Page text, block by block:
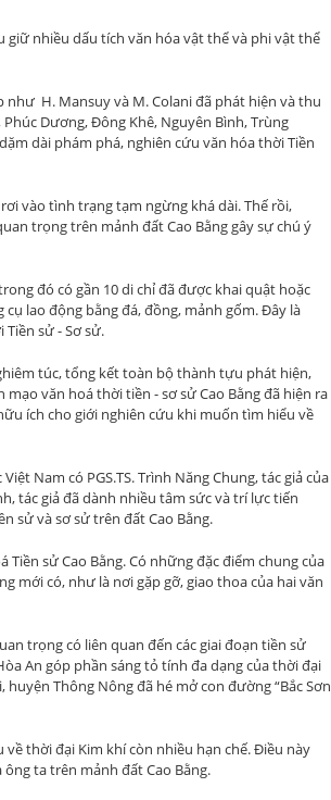
giữ nhiều dấu tích văn hóa vật thể và phi vật thể
H. Mansuy và M. Colani đã phát hiện và thu
Dương, Đông Khê, Nguyên Bình, Trùng
dài phám phá, nghiên cứu văn hóa thời Tiền
vào tình trạng tạm ngừng khá dài. Thế rồi,
trọng trên mảnh đất Cao Bằng gây sự chú ý
đó có gần 10 di chỉ đã được khai quật hoặc
lao động bằng đá, đồng, mảnh gốm. Đây là
sử - Sơ sử.
túc, tổng kết toàn bộ thành tựu phát hiện,
văn hoá thời tiền - sơ sử Cao Bằng đã hiện ra
ích cho giới nghiên cứu khi muốn tìm hiểu về
Nam có PGS.TS. Trình Năng Chung, tác giả của
tác giả đã dành nhiều tâm sức và trí lực tiến
sử và sơ sử trên đất Cao Bằng.
sử Cao Bằng. Có những đặc điểm chung của
mới có, như là nơi gặp gỡ, giao thoa của hai văn
trọng có liên quan đến các giai đoạn tiền sử
An góp phần sáng tỏ tính đa dạng của thời đại
Thông Nông đã hé mở con đường “Bắc Sơn
thời đại Kim khí còn nhiều hạn chế. Điều này
ta trên mảnh đất Cao Bằng.